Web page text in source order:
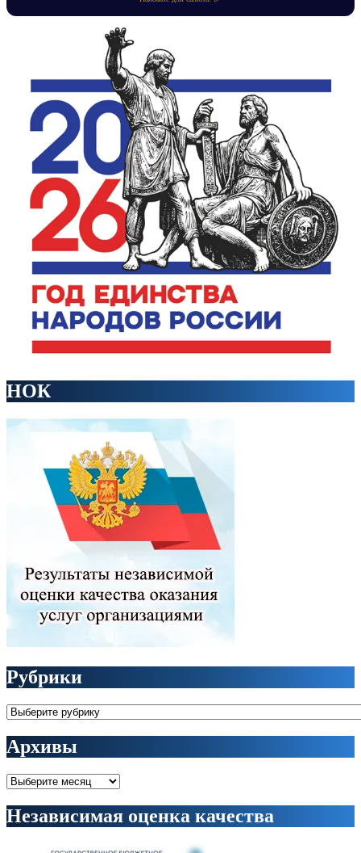
НОК
Рубрики
Рубрики
Архивы
Архивы
Независимая оценка качества